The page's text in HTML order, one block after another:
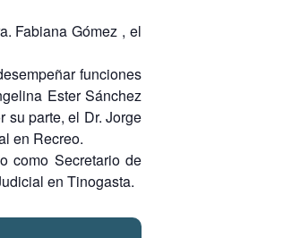
Fabiana Gómez , el
funciones
Ester Sánchez
su parte, el Dr. Jorge
en Recreo.
como Secretario de
en Tinogasta.